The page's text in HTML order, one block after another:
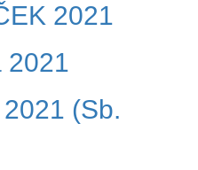
2021
2021
(Sb.